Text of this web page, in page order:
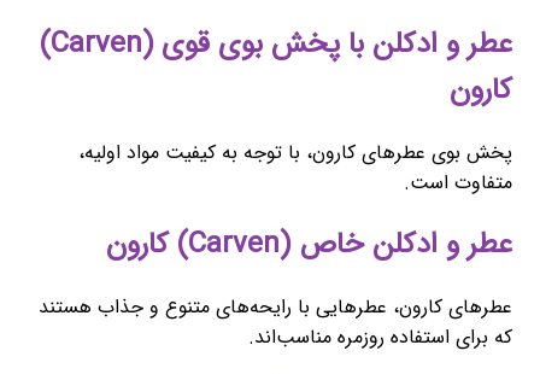
عطر و ادکلن با پخش بوی قوی (Carven)
کارون
پخش بوی عطرهای کارون، با توجه به کیفیت مواد اولیه،
متفاوت است.
عطر و ادکلن خاص (Carven) کارون
عطرهای کارون، عطرهایی با رایحه‌های متنوع و جذاب هستند
که برای استفاده روزمره مناسب‌اند.